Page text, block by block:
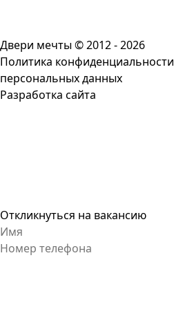
Двери мечты © 2012 - 2026
Политика конфиденциальности
персональных данных
Разработка сайта
Откликнуться на вакансию